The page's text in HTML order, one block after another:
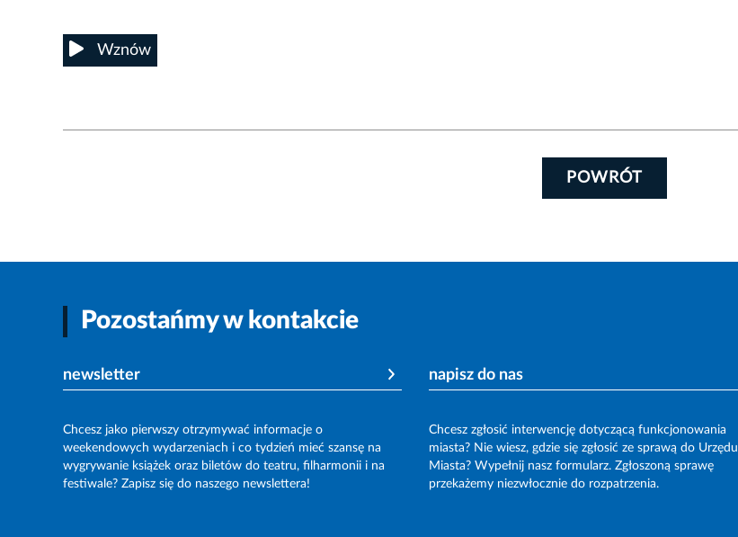
Wznów
POWRÓT
Pozostańmy w kontakcie
newsletter
Chcesz jako pierwszy otrzymywać informacje o
weekendowych wydarzeniach i co tydzień mieć szansę na
wygrywanie książek oraz biletów do teatru, filharmonii i na
festiwale? Zapisz się do naszego newslettera!
napisz do nas
Chcesz zgłosić interwencję dotyczącą funkcjonowania
miasta? Nie wiesz, gdzie się zgłosić ze sprawą do Urzędu
Miasta? Wypełnij nasz formularz. Zgłoszoną sprawę
przekażemy niezwłocznie do rozpatrzenia.